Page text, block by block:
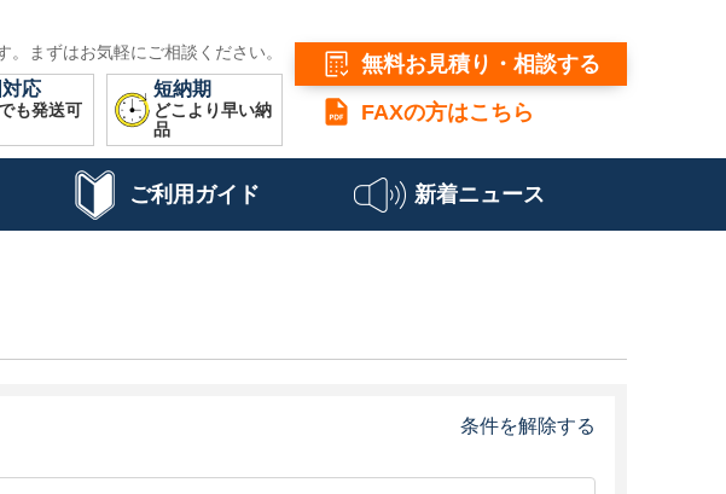
まずはお気軽にご相談ください。
応
も発送可
短納期
どこより早い納
品
無料お見積り・相談する
FAXの方はこちら
ご利用ガイド 新着ニュース
条件を解除する